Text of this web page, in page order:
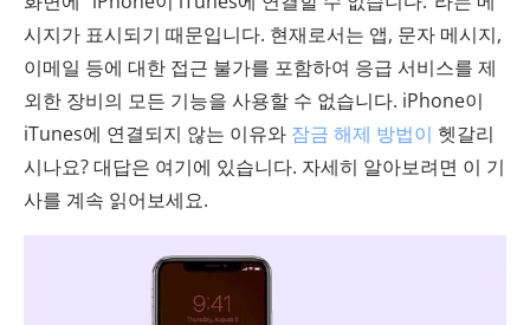
시지가 표시되기 때문입니다. 현재로서는 앱, 문자 메시지,
이메일 등에 대한 접근 불가를 포함하여 응급 서비스를 제
외한 장비의 모든 기능을 사용할 수 없습니다. iPhone이
iTunes에 연결되지 않는 이유와 잠금 해제 방법이 헷갈리
시나요? 대답은 여기에 있습니다. 자세히 알아보려면 이 기
사를 계속 읽어보세요.